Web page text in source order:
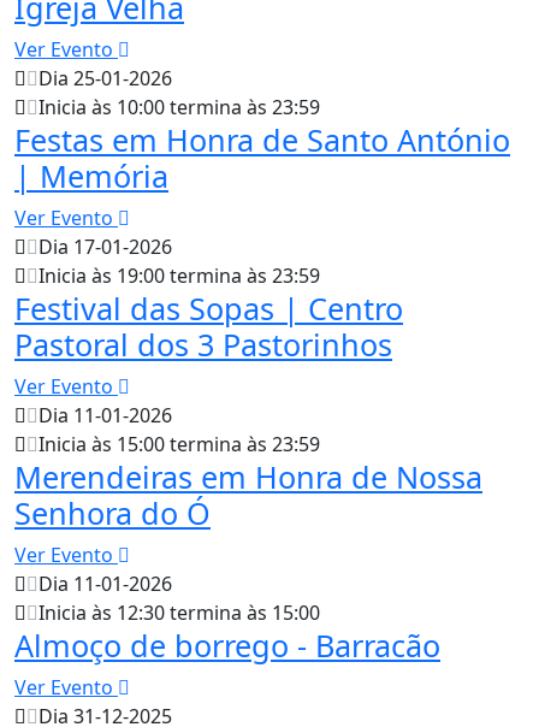
Ver Evento
Dia 25-01-2026
Inicia às 10:00 termina às 23:59
Festas em Honra de Santo António
| Memória
Ver Evento
Dia 17-01-2026
Inicia às 19:00 termina às 23:59
Festival das Sopas | Centro
Pastoral dos 3 Pastorinhos
Ver Evento
Dia 11-01-2026
Inicia às 15:00 termina às 23:59
Merendeiras em Honra de Nossa
Senhora do Ó
Ver Evento
Dia 11-01-2026
Inicia às 12:30 termina às 15:00
Almoço de borrego - Barracão
Ver Evento
Dia 31-12-2025